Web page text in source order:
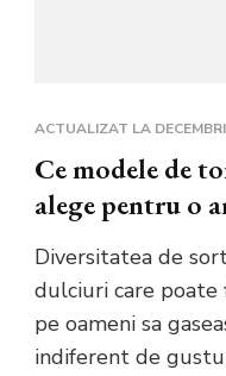
ACTUALIZAT LA
Ce modele de
alege pentru o
Diversitatea de
dulciuri care poate
pe oameni sa
indiferent de